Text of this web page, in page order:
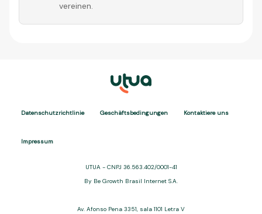
vereinen.
Datenschutzrichtlinie Geschäftsbedingungen Kontaktiere uns
Impressum
UTUA - CNPJ 36.563.402/0001-41
By Be Growth Brasil Internet S.A.
Av. Afonso Pena 3351, sala 1101 Letra V